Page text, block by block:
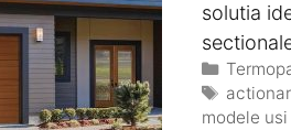
solutia
modele